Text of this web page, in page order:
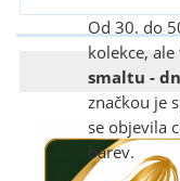
Od 30. do
kolekce,
smaltu -
značkou je
se objevila
barev.